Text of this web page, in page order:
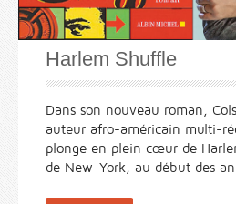
Harlem Shuffle
Dans son nouveau roman,
auteur afro-américain multi-
plonge en plein cœur de
de New-York, au début des